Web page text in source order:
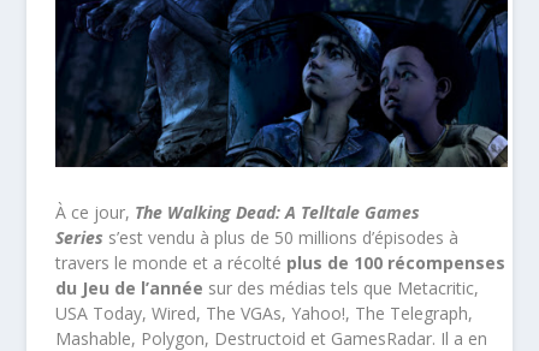
À ce jour, The Walking Dead: A Telltale Games
Series s’est vendu à plus de 50 millions d’épisodes à
travers le monde et a récolté plus de 100 récompenses
du Jeu de l’année sur des médias tels que Metacritic,
USA Today, Wired, The VGAs, Yahoo!, The Telegraph,
Mashable, Polygon, Destructoid et GamesRadar. Il a en